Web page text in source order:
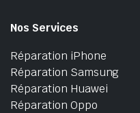
Nos Services
Réparation iPhone
Réparation Samsung
Réparation Huawei
Réparation Oppo